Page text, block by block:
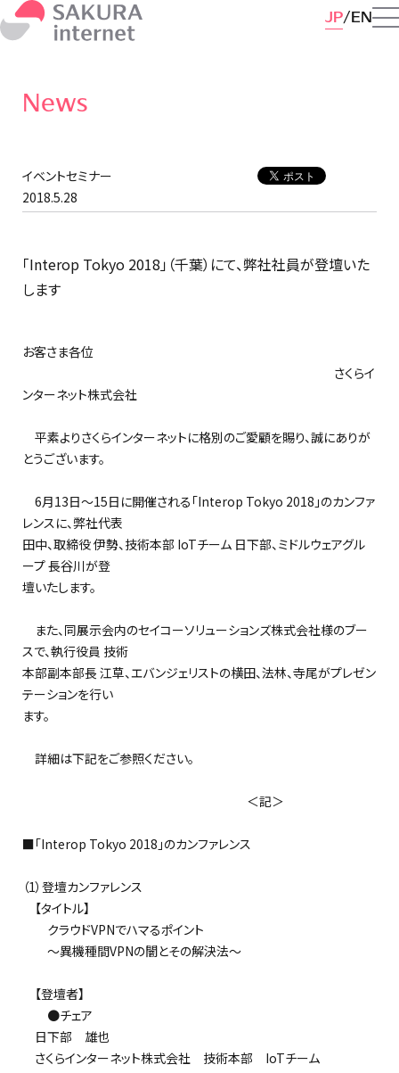
JP EN
News
イベントセミナー
2018.5.28
「Interop Tokyo 2018」（千葉）にて、弊社社員が登壇いた
します
お客さま各位
さくらイ
ンターネット株式会社
平素よりさくらインターネットに格別のご愛顧を賜り、誠にありが
とうございます。
6月13日～15日に開催される「Interop Tokyo 2018」のカンファ
レンスに、弊社代表
田中、取締役 伊勢、技術本部 IoTチーム 日下部、ミドルウェアグル
ープ 長谷川が登
壇いたします。
また、同展示会内のセイコーソリューションズ株式会社様のブー
スで、執行役員 技術
本部副本部長 江草、エバンジェリストの横田、法林、寺尾がプレゼン
テーションを行い
ます。
詳細は下記をご参照ください。
＜記＞
■「Interop Tokyo 2018」のカンファレンス
（1）登壇カンファレンス
【タイトル】
クラウドVPNでハマるポイント
～異機種間VPNの闇とその解決法～
【登壇者】
●チェア
日下部 雄也
さくらインターネット株式会社 技術本部 IoTチーム